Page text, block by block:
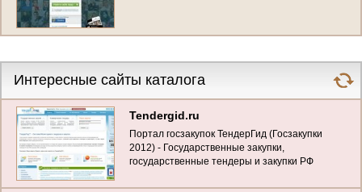
Интересные сайты каталога
Tendergid.ru
Портал госзакупок ТендерГид (Госзакупки
2012) - Государственные закупки,
государственные тендеры и закупки РФ